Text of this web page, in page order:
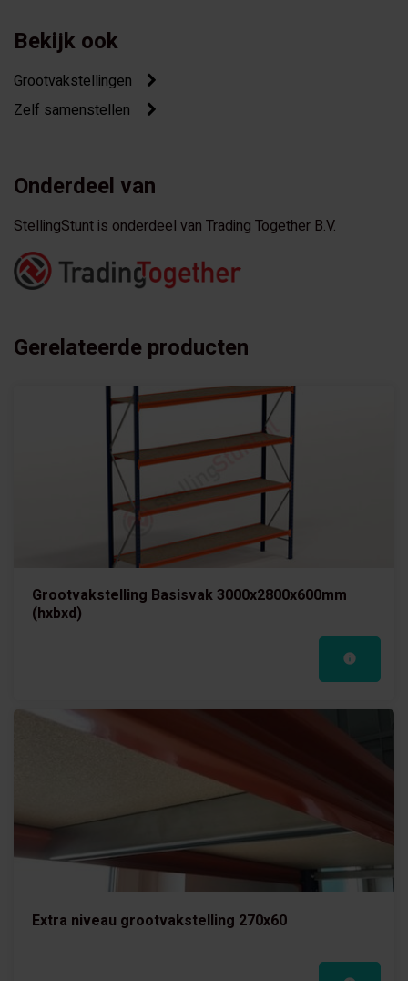
Bekijk ook
Grootvakstellingen
Zelf samenstellen
Onderdeel van
StellingStunt is onderdeel van Trading Together B.V.
Gerelateerde producten
Grootvakstelling Basisvak 3000x2800x600mm
(hxbxd)
Extra niveau grootvakstelling 270x60